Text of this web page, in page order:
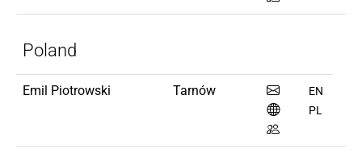
Poland
Emil Piotrowski Tarnów
EN
PL